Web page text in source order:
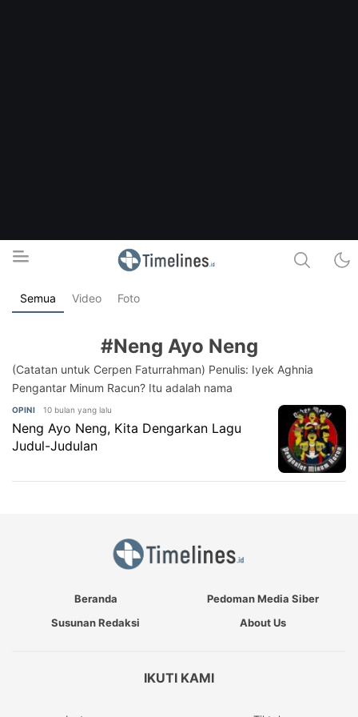
Timelines.id
Media Literasi, Sejarah & Budaya
Semua Video Foto
#Neng Ayo Neng
(Catatan untuk Cerpen Faturrahman) Penulis: Iyek Aghnia
Pengantar Minum Racun? Itu adalah nama
OPINI 10 bulan yang lalu
Neng Ayo Neng, Kita Dengarkan Lagu
Judul-Judulan
Beranda
Pedoman Media Siber
Susunan Redaksi
About Us
IKUTI KAMI